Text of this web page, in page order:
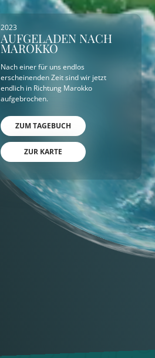
2023
AUFGELADEN NACH
MAROKKO
Nach einer für uns endlos
erscheinenden Zeit sind wir jetzt
endlich in Richtung Marokko
aufgebrochen.
ZUM TAGEBUCH
ZUR KARTE